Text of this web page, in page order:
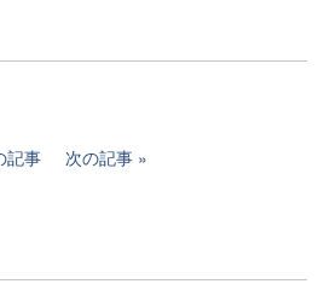
記事 次の記事